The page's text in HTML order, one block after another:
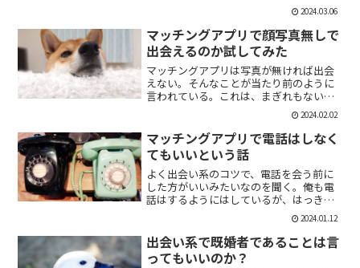
書いていない人がいる。なかには、何を
書いていいか分かりませんー。とだけ書
いている人も。なので、今回の記事はマ
チアプのプロフィールの...
2024.03.06
マッチングアプリで顔写真無しで
出会えるのか試してみた
マッチングアプリは写真が無ければ出会
えない。そんなことが当たり前のように
言われている。これは、まぎれもない事
実だと思う。自分が使う時に写真を載せ
ていない人は無視するし、相手をするに
しても適当にあしらう。写真無しで出会
えるのは、お金が発生する...
2024.02.02
マッチングアプリで電話はしなく
てもいいという話
よく出会い系のコツで、電話を会う前に
した方がいいみたいなのを聞く。俺も電
話はするようにはしているが、はっきり
言っちゃうと電話なんていらない。よっ
ぽど話術や声に自信ある人だけすればい
いと思っている。では、その理由を語っ
ていこう。電話を嫌がる人...
2024.01.12
出会い系で既婚者であることは言
ってもいいのか？